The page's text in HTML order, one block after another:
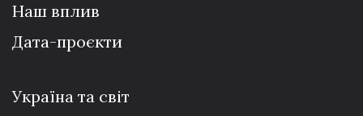
Наш вплив
Дата-проєкти
Україна та світ